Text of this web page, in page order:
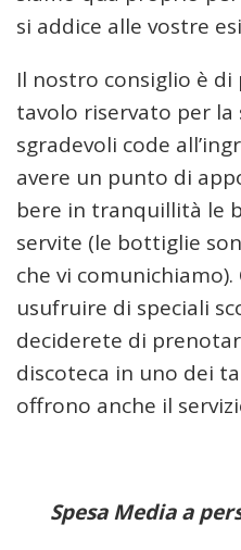
si addice alle vostre
Il nostro consiglio è
tavolo riservato per
sgradevoli code
avere un punto di
bere in tranquillità le
servite (le bottiglie
che vi
usufruire di speciali
deciderete di
discoteca in uno dei
offrono anche il
Spesa Media a